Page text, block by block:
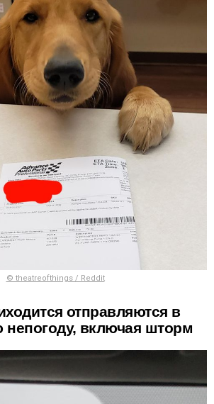
© theatreofthings / Reddit
отправляются в
включая шторм